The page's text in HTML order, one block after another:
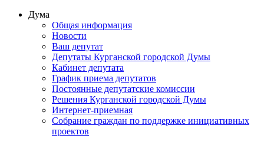
Дума
Общая информация
Новости
Ваш депутат
Депутаты Курганской городской Думы
Кабинет депутата
График приема депутатов
Постоянные депутатские комиссии
Решения Курганской городской Думы
Интернет-приемная
Собрание граждан по поддержке инициативных
проектов